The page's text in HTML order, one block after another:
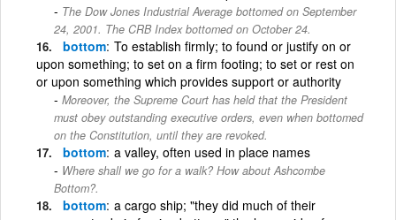
The Dow Jones Industrial Average bottomed on September
24, 2001. The CRB Index bottomed on October 24.
bottom To establish firmly; to found or justify on or
upon something; to set on a firm footing; to set or rest on
or upon something which provides support or authority
Moreover, the Supreme Court has held that the President
must obey outstanding executive orders, even when bottomed
on the Constitution, until they are revoked.
bottom a valley, often used in place names
Where shall we go for a walk? How about Ashcombe
Bottom?.
bottom a cargo ship; "they did much of their